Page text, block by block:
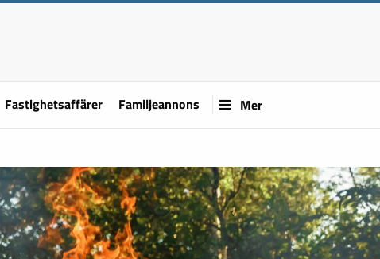
Fastighetsaffärer Familjeannons Mer